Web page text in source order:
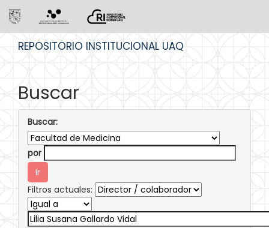
REPOSITORIO INSTITUCIONAL UAQ
Buscar
Buscar:
por
Filtros actuales: